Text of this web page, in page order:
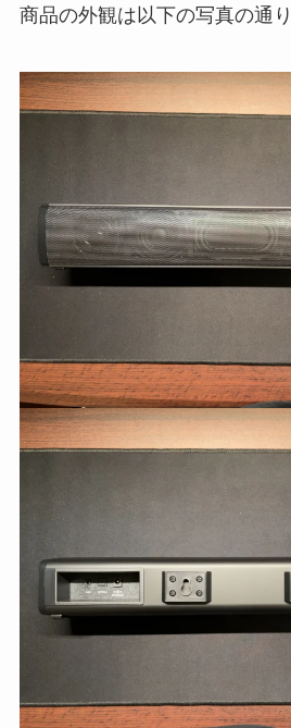
商品の外観は以下の写真の通り